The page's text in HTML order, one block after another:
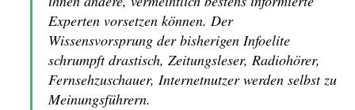
Experten vorsetzen können. Der
Wissensvorsprung der bisherigen Infoelite
schrumpft drastisch, Zeitungsleser, Radiohörer,
Fernsehzuschauer, Internetnutzer werden selbst zu
Meinungsführern.